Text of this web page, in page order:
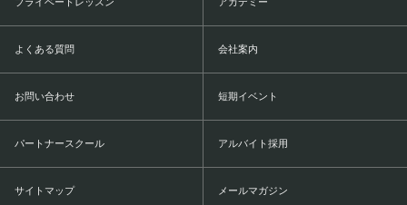
よくある質問 会社案内
お問い合わせ 短期イベント
パートナースクール アルバイト採用
サイトマップ メールマガジン